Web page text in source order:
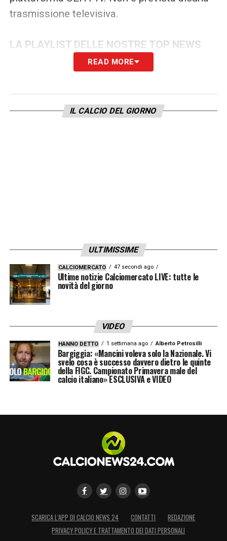
trasmissione televisiva.
LA PLAYLIST DELLE NOSTRE TOP NEWS
READ MORE
IL CALCIO DEL GIORNO
ULTIMISSIME
CALCIOMERCATO 47 secondi ago
Ultime notizie Calciomercato LIVE: tutte le
novità del giorno
VIDEO
HANNO DETTO 1 settimana ago Alberto Petrosilli
Bargiggia: «Mancini voleva solo la Nazionale. Vi
svelo cosa è successo davvero dietro le quinte
della FIGC. Campionato Primavera male del
calcio italiano» ESCLUSIVA e VIDEO
SCARICA L’APP DI CALCIO NEWS 24 CONTATTI
REDAZIONE
PRIVACY POLICY E TRATTAMENTO DEI DATI PERSONALI